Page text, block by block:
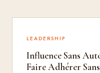
LEADERSHIP
Influence Sans
Faire Adhérer